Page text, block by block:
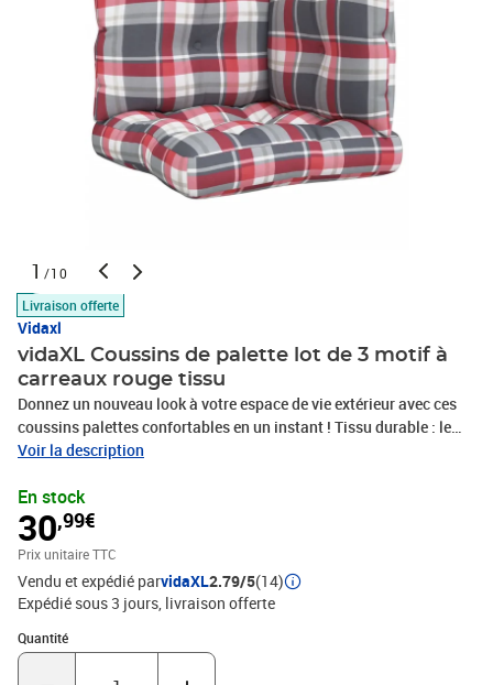
1 /10
Livraison offerte
Vidaxl
vidaXL Coussins de palette lot de 3 motif à
carreaux rouge tissu
Donnez un nouveau look à votre espace de vie extérieur avec ces
coussins palettes confortables en un instant ! Tissu durable : le
polyester est une matière synthétique connue pour sa résistance
l’eau, ce qui en fait le choix idéal pour les conditions humides ou
pluvieuses et est également facile à nettoyer.Rembourrage
moelleux : le coussin d’extérieur est rembourré de fibres creuses
pour un confort d’assise ultra-doux et optimal. Le coussin du
canapé retrouve sa forme d’origine après chaque utilisation.Large
application : le coussin convient non seulement à une utilisation
en extérieur comme les meubles de jardin et de patio, mais peut
également être utilisé à l’intérieur comme coussin de canapé
Voir la description
En stock
30,99€
Prix unitaire TTC
Vendu et expédié parvidaXL2.79/5(14)
Expédié sous 3 jours livraison offerte
Quantité
Quantité : 1